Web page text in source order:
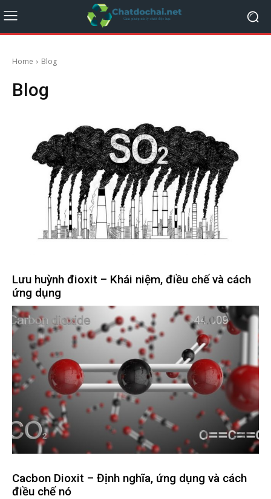
Home Blog
Blog
Lưu huỳnh đioxit – Khái niệm, điều chế và cách
ứng dụng
Cacbon Dioxit – Định nghĩa, ứng dụng và cách
điều chế nó